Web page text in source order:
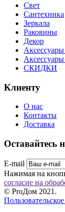
Свет
Сантехника
Зеркала
Раковины
Декор
СКИДКИ
Клиенту
О нас
Контакты
Доставка
Оставайтесь
E-mail
Нажимая на
согласие на
© ProДом 2021.